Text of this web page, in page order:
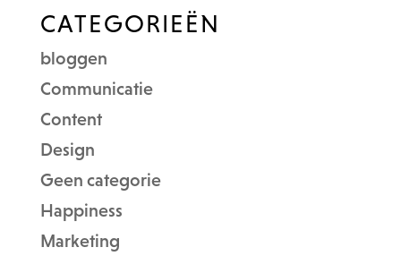
CATEGORIEËN
bloggen
Communicatie
Content
Design
Geen categorie
Happiness
Marketing